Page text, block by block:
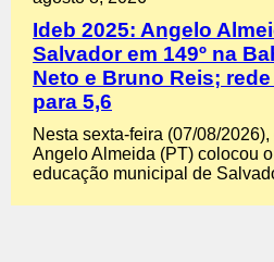
Ideb 2025: Angelo
Salvador em 149º na
Neto e Bruno Reis;
para 5,6
Nesta sexta-feira (07/08/
Angelo Almeida (PT) colocou
educação municipal de